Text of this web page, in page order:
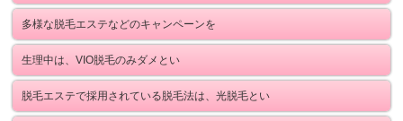
多様な脱毛エステなどのキャンペーンを
生理中は、VIO脱毛のみダメとい
脱毛エステで採用されている脱毛法は、光脱毛とい